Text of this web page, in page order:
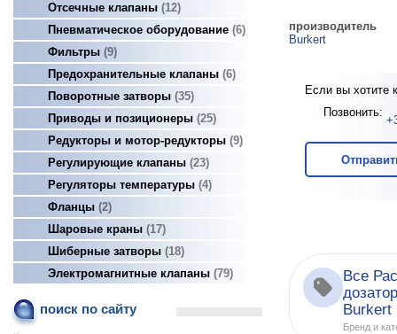
Отсечные клапаны 12
Пневматическое оборудование 6
Фильтры 9
Предохранительные клапаны 6
Поворотные затворы 35
Приводы и позиционеры 25
Редукторы и мотор-редукторы 9
Регулирующие клапаны 23
Регуляторы температуры 4
Фланцы 2
Шаровые краны 17
Шиберные затворы 18
Электромагнитные клапаны 79
поиск по сайту
производитель
Burkert
Если вы хотите
Позвонить:
Все
Burkert
Бренд и